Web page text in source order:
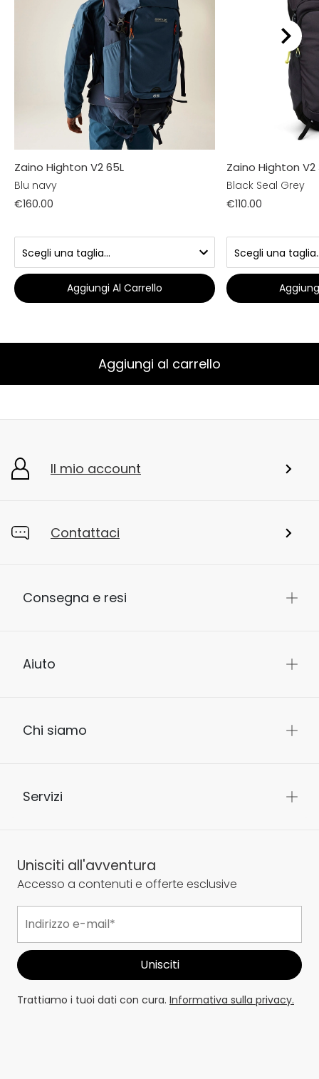
Zaino Highton V2 65L
Blu navy
€160.00
Aggiungi Al Carrello
Zaino Highton V2
Black Seal Grey
€110.00
Aggiungi al carrello
Il mio account
Contattaci
Consegna e resi
Aiuto
Chi siamo
Servizi
Unisciti all'avventura
Accesso a contenuti e offerte esclusive
Trattiamo i tuoi dati con cura. Informativa sulla privacy.